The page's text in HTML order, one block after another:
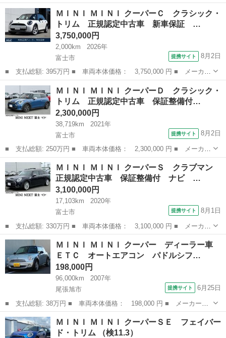
名： ＭＩＮＩ ■ 車種名： ＭＩＮＩ ■ グレード名： クーパー
Ｓ フェイバード・トリム Ｍパッケージ 正規認定中古車 新車保
証 保証整...
静岡 富士市
ＭＩＮＩ ＭＩＮＩ クーパーＣ クラシック・
トリム 正規認定中古車 新車保証 …
3,750,000円
2,000km
2026年
富士市
提携サイト 8月2日
■ 支払総額: 395万円 ■ 車両本体価格： 3,750,000 円 ■ メーカー
名： ＭＩＮＩ ■ 車種名： ＭＩＮＩ ■ グレード名： クーパー
Ｃ クラシック・トリム 正規認定中古車 新車保証 保証整備付
弊社試乗車...
静岡 富士市
ＭＩＮＩ ＭＩＮＩ クーパーＤ クラシック・
トリム 正規認定中古車 保証整備付…
2,300,000円
38,719km
2021年
富士市
提携サイト 8月2日
■ 支払総額: 250万円 ■ 車両本体価格： 2,300,000 円 ■ メーカー
名： ＭＩＮＩ ■ 車種名： ＭＩＮＩ ■ グレード名： クーパー
Ｄ クラシック・トリム 正規認定中古車 保証整備付 ａｐｐｌｅ
ｃａｒｐｌ...
静岡 富士市
ＭＩＮＩ ＭＩＮＩ クーパーＳ クラブマン
正規認定中古車 保証整備付 ナビ …
3,100,000円
17,103km
2020年
富士市
提携サイト 8月1日
■ 支払総額: 330万円 ■ 車両本体価格： 3,100,000 円 ■ メーカー
名： ＭＩＮＩ ■ 車種名： ＭＩＮＩ ■ グレード名： クーパー
Ｓ クラブマン 正規認定中古車 保証整備付 ナビ ＥＴＣ バッ
クカメラ ...
静岡 富士市
ＭＩＮＩ ＭＩＮＩ クーパー ディーラー車
ＥＴＣ オートエアコン パドルシフ…
198,000円
96,000km
2007年
尾張旭市
提携サイト 6月25日
■ 支払総額: 38万円 ■ 車両本体価格： 198,000 円 ■ メーカー
名： ＭＩＮＩ ■ 車種名： ＭＩＮＩ ■ グレード名： クーパ
ー ディーラー車 ＥＴＣ オートエアコン パドルシフト スモー
ク ＵＶカットフィ...
愛知 尾張旭市
ＭＩＮＩ ＭＩＮＩ クーパーＳＥ フェイバー
ド・トリム （検11.3）